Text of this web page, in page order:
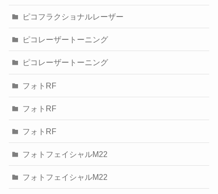
ピコフラクショナルレーザー
ピコレーザートーニング
ピコレーザートーニング
フォトRF
フォトRF
フォトRF
フォトフェイシャルM22
フォトフェイシャルM22